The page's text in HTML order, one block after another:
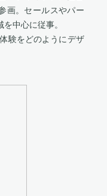
画。セールスやパー
中心に従事。
験をどのようにデザ